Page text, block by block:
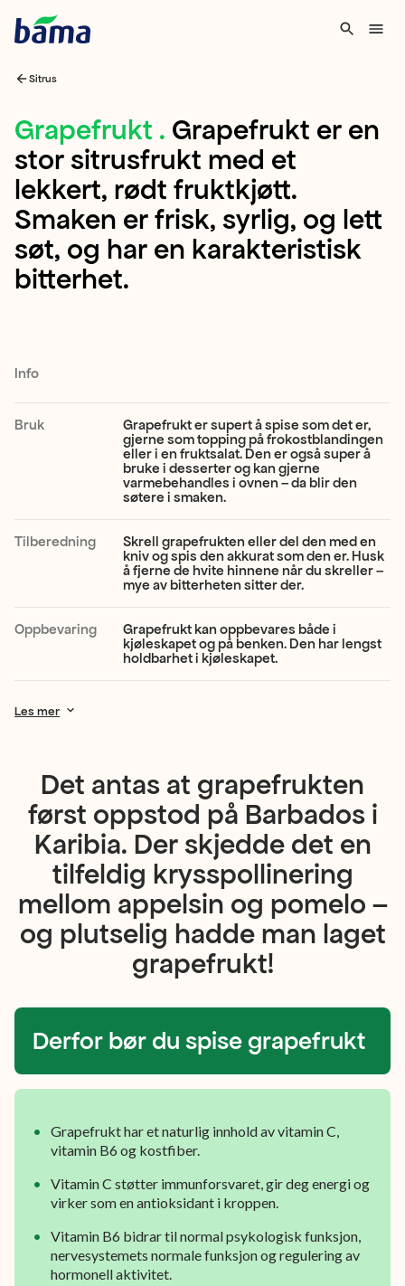
Sitrus
Grapefrukt
Grapefrukt
er
en
stor
sitrusfrukt
lekkert,
rødt
fruktkjøtt.
frisk,
syrlig,
lett
søt,
har
en
bitterhet.
Grapefrukt . Grapefrukt er en
stor sitrusfrukt med et
lekkert, rødt fruktkjøtt.
Smaken er frisk, syrlig, og lett
søt, og har en karakteristisk
bitterhet.
Info
Bruk
Grapefrukt er supert å spise som det er,
gjerne som topping på frokostblandingen
eller i en fruktsalat. Den er også super å
bruke i desserter og kan gjerne
varmebehandles i ovnen – da blir den
søtere i smaken.
Tilberedning
Skrell grapefrukten eller del den med en
kniv og spis den akkurat som den er. Husk
å fjerne de hvite hinnene når du skreller –
mye av bitterheten sitter der.
Oppbevaring
Grapefrukt kan oppbevares både i
kjøleskapet og på benken. Den har lengst
holdbarhet i kjøleskapet.
Les mer
Det antas at grapefrukten
først oppstod på Barbados i
Karibia. Der skjedde det en
tilfeldig krysspollinering
mellom appelsin og pomelo –
og plutselig hadde man laget
grapefrukt!
Derfor bør du spise grapefrukt
Grapefrukt har et naturlig innhold av vitamin C,
vitamin B6 og kostfiber.
Vitamin C støtter immunforsvaret, gir deg energi og
virker som en antioksidant i kroppen.
Vitamin B6 bidrar til normal psykologisk funksjon,
nervesystemets normale funksjon og regulering av
hormonell aktivitet.